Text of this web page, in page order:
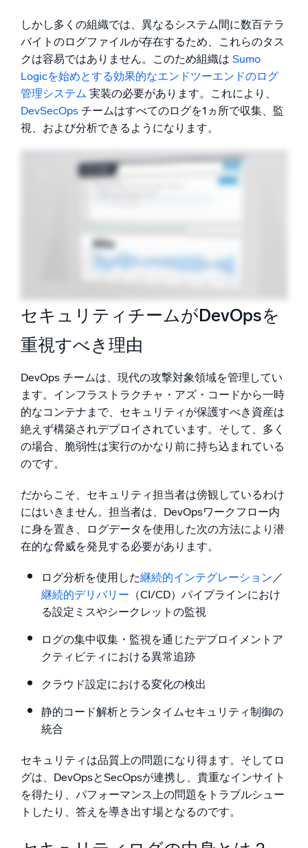
しかし多くの組織では、異なるシステム間に数百テラ
バイトのログファイルが存在するため、これらのタス
クは容易ではありません。このため組織は Sumo
Logicを始めとする効果的なエンドツーエンドのログ
管理システム 実装の必要があります。これにより、
DevSecOps チームはすべてのログを1ヵ所で収集、監
視、および分析できるようになります。
セキュリティチームがDevOpsを
重視すべき理由
DevOps チームは、現代の攻撃対象領域を管理してい
ます。インフラストラクチャ・アズ・コードから一時
的なコンテナまで、セキュリティが保護すべき資産は
絶えず構築されデプロイされています。そして、多く
の場合、脆弱性は実行のかなり前に持ち込まれている
のです。
だからこそ、セキュリティ担当者は傍観しているわけ
にはいきません。担当者は、DevOpsワークフロー内
に身を置き、ログデータを使用した次の方法により潜
在的な脅威を発見する必要があります。
ログ分析を使用した継続的インテグレーション ／
継続的デリバリー （CI/CD）パイプラインにおけ
る設定ミスやシークレットの監視
ログの集中収集・監視を通じたデプロイメントア
クティビティにおける異常追跡
クラウド設定における変化の検出
静的コード解析とランタイムセキュリティ制御の
統合
セキュリティは品質上の問題になり得ます。そしてロ
グは、DevOpsとSecOpsが連携し、貴重なインサイト
を得たり、パフォーマンス上の問題をトラブルシュー
トしたり、答えを導き出す場となるのです。